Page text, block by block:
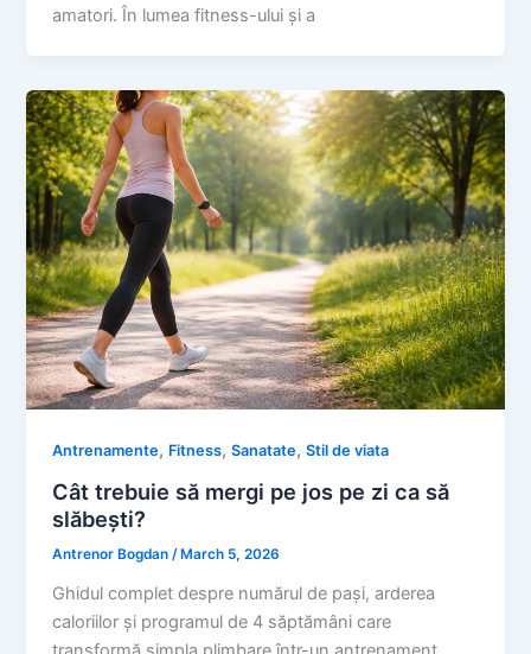
amatori. În lumea fitness-ului și a
Antrenamente, Fitness,Sanatate,Stil de viata
Cât trebuie să mergi pe jos pe zi ca să
slăbești?
Antrenor Bogdan/ March 5, 2026
Ghidul complet despre numărul de pași, arderea
caloriilor și programul de 4 săptămâni care